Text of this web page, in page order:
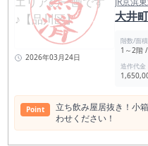
2026年03月24日
大井
階数/面積
1～2階
造作代金
Point
立ち飲み屋居抜き！小
わせください！